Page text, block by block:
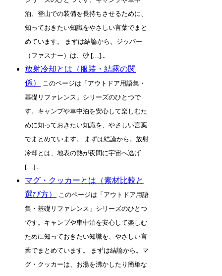
泊、登山での装備を長持ちさせるために、
知っておきたい知識をやさしい言葉でまと
めています。 まずは結論から。ジッパー
（ファスナー）は、砂 […]...
放射冷却とは（服装・結露の関
係）
このページは「アウトドア用語集・
基礎リファレンス」シリーズのひとつで
す。キャンプや車中泊を安心して楽しむた
めに知っておきたい知識を、やさしい言葉
でまとめています。 まずは結論から。放射
冷却とは、地表の熱が夜間に宇宙へ逃げ
[…]...
マグ・クッカーとは（素材比較と
選び方）
このページは「アウトドア用語
集・基礎リファレンス」シリーズのひとつ
です。キャンプや車中泊を安心して楽しむ
ために知っておきたい知識を、やさしい言
葉でまとめています。 まずは結論から。マ
グ・クッカーは、お湯を沸かしたり簡単な